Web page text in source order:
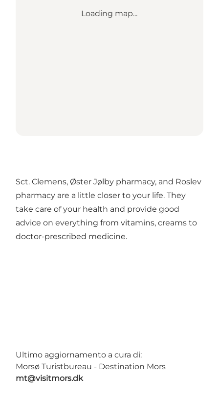
Loading map...
Sct. Clemens, Øster Jølby pharmacy, and Roslev
pharmacy are a little closer to your life. They
take care of your health and provide good
advice on everything from vitamins, creams to
doctor-prescribed medicine.
Ultimo aggiornamento a cura di:
Morsø Turistbureau - Destination Mors
mt@visitmors.dk